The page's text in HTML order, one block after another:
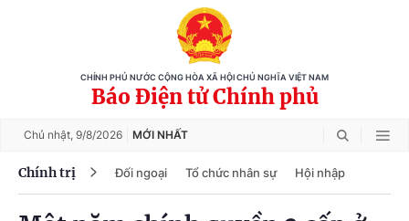
CHÍNH PHỦ NƯỚC CỘNG HÒA XÃ HỘI CHỦ NGHĨA VIỆT NAM
Báo Điện tử Chính phủ
Chủ nhật, 9/8/2026 MỚI NHẤT
Chính trị Đối ngoại Tổ chức nhân sự Hội nhập